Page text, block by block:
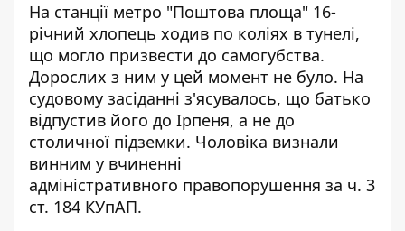
На станції метро "Поштова площа" 16-
річний хлопець ходив по коліях в тунелі,
що могло призвести до самогубства.
Дорослих з ним у цей момент не було. На
судовому засіданні з'ясувалось, що батько
відпустив його до Ірпеня, а не до
столичної підземки. Чоловіка визнали
винним у вчиненні
адміністративного правопорушення за ч. 3
ст. 184 КУпАП.